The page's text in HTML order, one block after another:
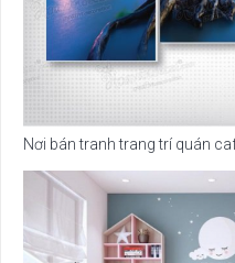
Nơi bán tranh trang trí quán